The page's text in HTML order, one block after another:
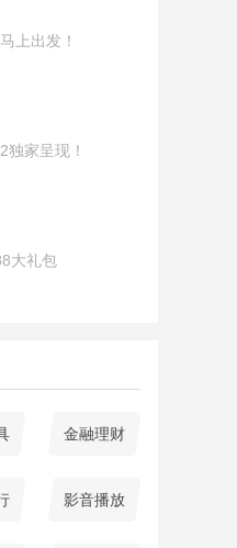
上出发！
独家呈现！
大礼包
金融理财
影音播放